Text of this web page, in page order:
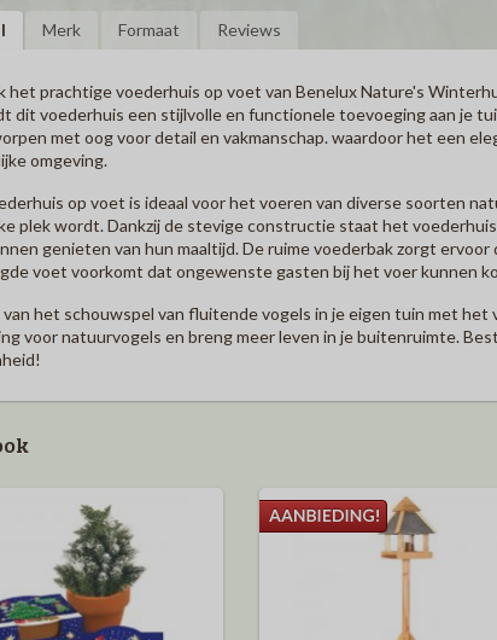
Merk Formaat Reviews
het prachtige voederhuis op voet van Benelux Nature's
dit voederhuis een stijlvolle en functionele toevoeging aan je
met oog voor detail en vakmanschap. waardoor het een
omgeving.
op voet is ideaal voor het voeren van diverse soorten
plek wordt. Dankzij de stevige constructie staat het
genieten van hun maaltijd. De ruime voederbak zorgt
voet voorkomt dat ongewenste gasten bij het voer kunnen
het schouwspel van fluitende vogels in je eigen tuin met het
voor natuurvogels en breng meer leven in je buitenruimte.